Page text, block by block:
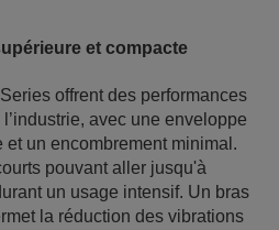
et compacte
offrent des performances
avec une enveloppe
un encombrement minimal.
pouvant aller jusqu'à
un usage intensif. Un bras
la réduction des vibrations